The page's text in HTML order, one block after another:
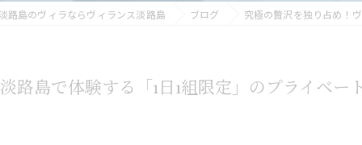
路島のヴィラならヴィランス淡路島 ブログ 究極の贅沢を独り占め！
路島で体験する「1日1組限定」のプライベー